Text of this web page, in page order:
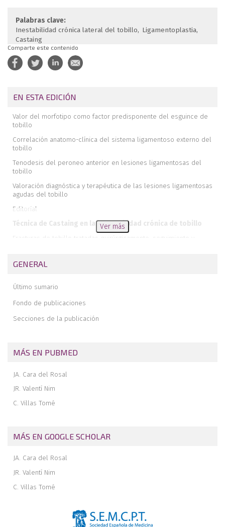
Palabras clave:
Inestabilidad crónica lateral del tobillo
Ligamentoplastia
Castaing
Comparte este contenido
EN ESTA EDICIÓN
Valor del morfotipo como factor predisponente del esguince de
tobillo
Correlación anatomo-clínica del sistema ligamentoso externo del
tobillo
Tenodesis del peroneo anterior en lesiones ligamentosas del
tobillo
Valoración diagnóstica y terapéutica de las lesiones ligamentosas
agudas del tobillo
Editorial
Técnica de Castaing en la inestabilidad crónica de tobillo
Fracturas de tobillo tratadas quirúrgicamente, seguimiento y
Revisión a un año de 100 casos de fracturas maleolares tratadas y
documentadas según la técnica A.O.
Resultados a medio-largo plazo de luxaciones subastragalinas con
Osteocondritis y osteonecrosis de astrágalo
Ver más
GENERAL
Último sumario
Fondo de publicaciones
Secciones de la publicación
MÁS EN PUBMED
JA. Cara del Rosal
JR. Valentí Nim
C. Villas Tomé
MÁS EN GOOGLE SCHOLAR
JA. Cara del Rosal
JR. Valentí Nim
C. Villas Tomé